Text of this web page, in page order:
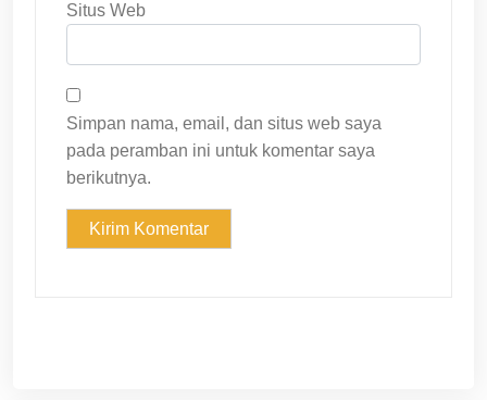
Situs Web
Simpan nama, email, dan situs web saya
pada peramban ini untuk komentar saya
berikutnya.